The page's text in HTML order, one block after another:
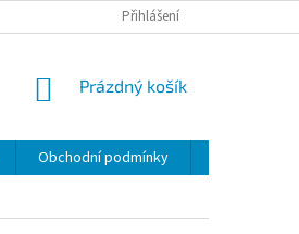
Přihlášení
NÁKUPNÍ
Prázdný košík
Obchodní podmínky